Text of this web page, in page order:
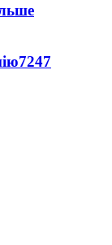
7247